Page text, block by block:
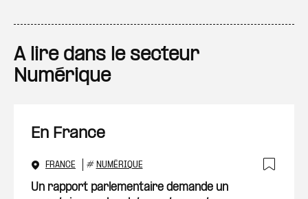
A lire dans le secteur
Numérique
En France
FRANCE # NUMÉRIQUE
Un rapport parlementaire demande un